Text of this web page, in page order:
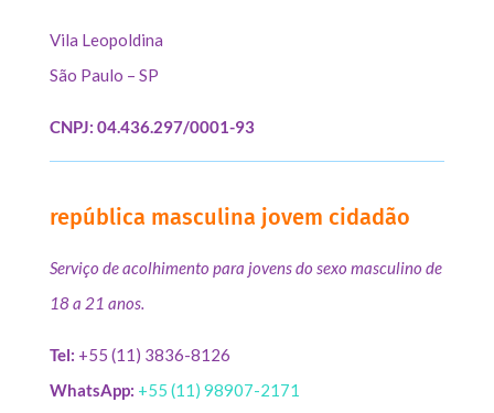
Vila Leopoldina
São Paulo – SP
CNPJ: 04.436.297/0001-93
república masculina jovem cidadão
Serviço de acolhimento para jovens do sexo masculino de
18 a 21 anos.
Tel: +55 (11) 3836-8126
WhatsApp: +55 (11) 98907-2171